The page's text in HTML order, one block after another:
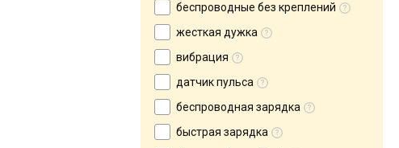
беспроводные без креплений
жесткая дужка
вибрация
датчик пульса
беспроводная зарядка
быстрая зарядка